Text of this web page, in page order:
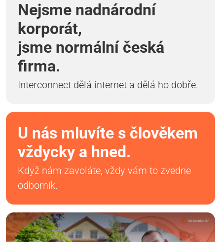
Nejsme nadnárodní
korporát,
jsme normální česká
firma.
Interconnect dělá internet a dělá ho dobře.
U nás mluvíte s člověkem
vždycky a hned.
Když nám zavoláte, vždy vám to zvedne
odborník.